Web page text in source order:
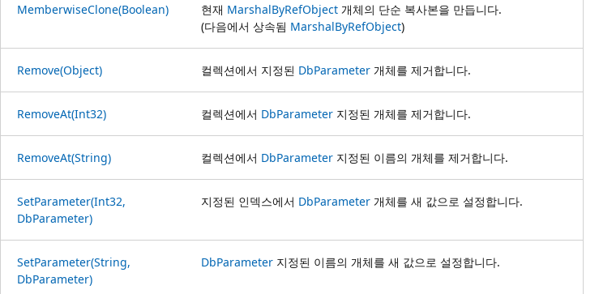
MemberwiseClone(Boolean) 현재 MarshalByRefObject 개체의 단순 복사본을 만듭니다.
(다음에서 상속됨 MarshalByRefObject)
Remove(Object) 컬렉션에서 지정된 DbParameter 개체를 제거합니다.
RemoveAt(Int32) 컬렉션에서 DbParameter 지정된 개체를 제거합니다.
RemoveAt(String) 컬렉션에서 DbParameter 지정된 이름의 개체를 제거합니다.
SetParameter(Int32,
DbParameter)
지정된 인덱스에서 DbParameter 개체를 새 값으로 설정합니다.
SetParameter(String,
DbParameter)
DbParameter 지정된 이름의 개체를 새 값으로 설정합니다.